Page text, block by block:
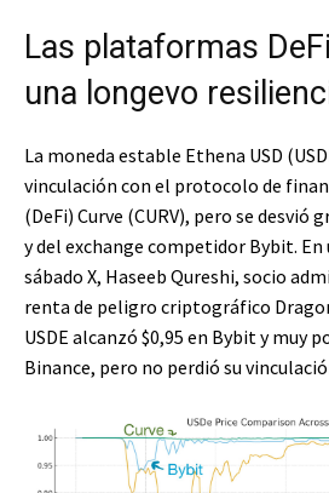
Las plataformas
una longevo
La moneda estable Ethena USD
vinculación con el protocolo de
(DeFi) Curve (CURV), pero se desvió
y del exchange competidor Bybit.
sábado X, Haseeb Qureshi, socio
renta de peligro criptográfico
USDE alcanzó $0,95 en Bybit y muy
Binance, pero no perdió su